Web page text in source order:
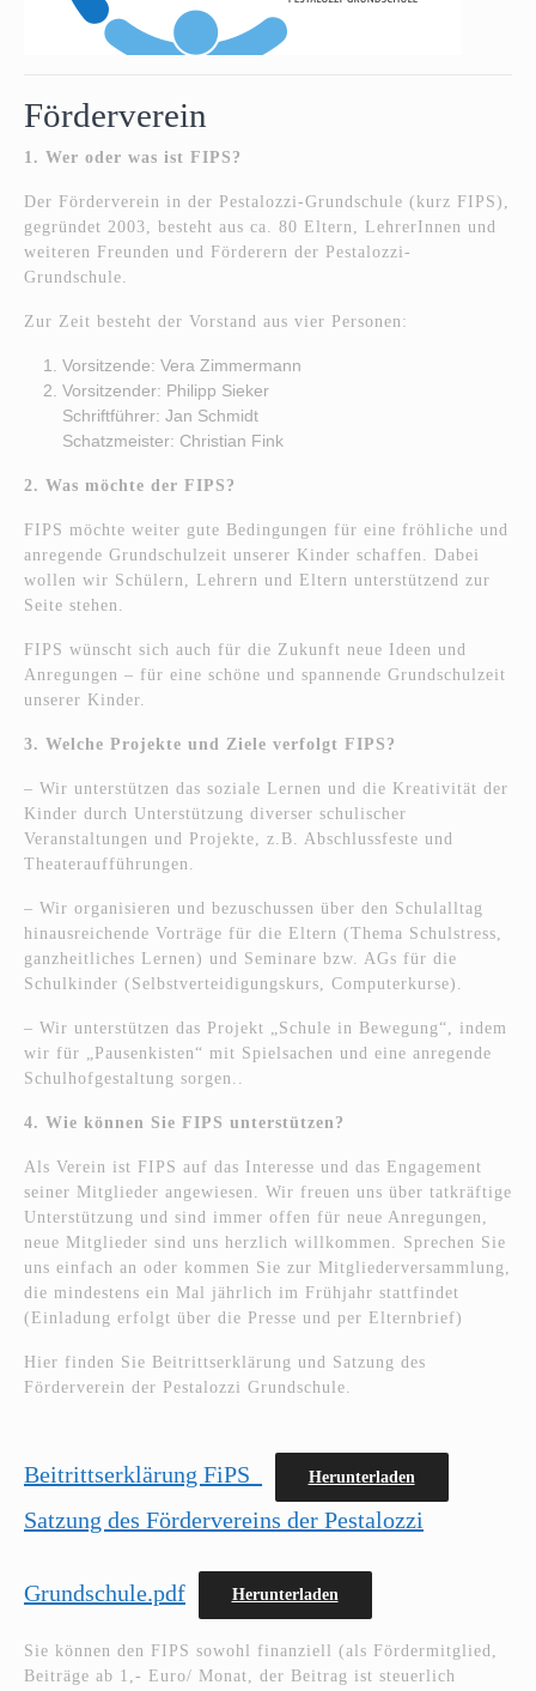
Förderverein
1. Wer oder was ist FIPS?
Der Förderverein in der Pestalozzi-Grundschule (kurz FIPS),
gegründet 2003, besteht aus ca. 80 Eltern, LehrerInnen und
weiteren Freunden und Förderern der Pestalozzi-
Grundschule.
Zur Zeit besteht der Vorstand aus vier Personen:
Vorsitzende: Vera Zimmermann
Vorsitzender: Philipp Sieker
Schriftführer: Jan Schmidt
Schatzmeister: Christian Fink
2. Was möchte der FIPS?
FIPS möchte weiter gute Bedingungen für eine fröhliche und
anregende Grundschulzeit unserer Kinder schaffen. Dabei
wollen wir Schülern, Lehrern und Eltern unterstützend zur
Seite stehen.
FIPS wünscht sich auch für die Zukunft neue Ideen und
Anregungen – für eine schöne und spannende Grundschulzeit
unserer Kinder.
3. Welche Projekte und Ziele verfolgt FIPS?
– Wir unterstützen das soziale Lernen und die Kreativität der
Kinder durch Unterstützung diverser schulischer
Veranstaltungen und Projekte, z.B. Abschlussfeste und
Theateraufführungen.
– Wir organisieren und bezuschussen über den Schulalltag
hinausreichende Vorträge für die Eltern (Thema Schulstress,
ganzheitliches Lernen) und Seminare bzw. AGs für die
Schulkinder (Selbstverteidigungskurs, Computerkurse).
– Wir unterstützen das Projekt „Schule in Bewegung“, indem
wir für „Pausenkisten“ mit Spielsachen und eine anregende
Schulhofgestaltung sorgen..
4. Wie können Sie FIPS unterstützen?
Als Verein ist FIPS auf das Interesse und das Engagement
seiner Mitglieder angewiesen. Wir freuen uns über tatkräftige
Unterstützung und sind immer offen für neue Anregungen,
neue Mitglieder sind uns herzlich willkommen. Sprechen Sie
uns einfach an oder kommen Sie zur Mitgliederversammlung,
die mindestens ein Mal jährlich im Frühjahr stattfindet
(Einladung erfolgt über die Presse und per Elternbrief)
Hier finden Sie Beitrittserklärung und Satzung des
Förderverein der Pestalozzi Grundschule.
Beitrittserklärung FiPS_ Herunterladen
Satzung des Fördervereins der Pestalozzi
Grundschule.pdf Herunterladen
Sie können den FIPS sowohl finanziell (als Fördermitglied,
Beiträge ab 1,- Euro/ Monat, der Beitrag ist steuerlich